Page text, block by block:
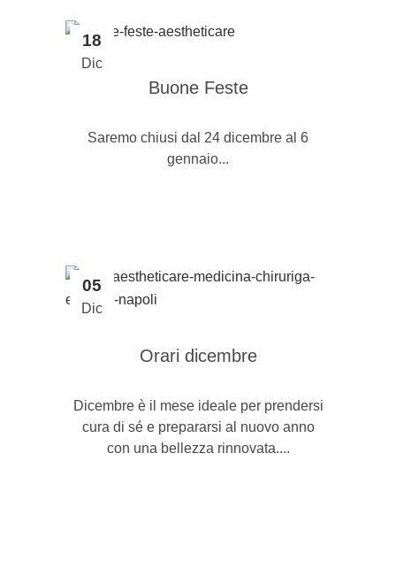
18
Dic
Buone Feste
Saremo chiusi dal 24 dicembre al 6
gennaio...
05
Dic
Orari dicembre
Dicembre è il mese ideale per prendersi
cura di sé e prepararsi al nuovo anno
con una bellezza rinnovata....